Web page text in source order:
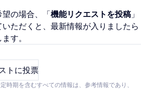
望の場合、「機能リクエストを投稿 」
いただくと、最新情報が入りましたら
す。
トに投票
時期を含むすべての情報は、参考情報であり、